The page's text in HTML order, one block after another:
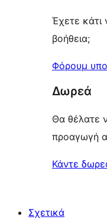
Έχετε κάτι
βοήθεια;
Φόρουμ
Δωρεά
Θα θέλατε
προαγωγή
Κάντε
Σχετικά